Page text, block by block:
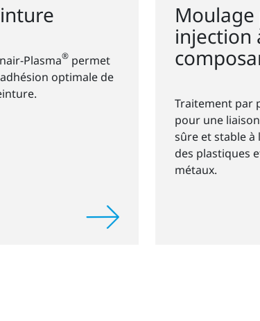
Plasma® permet
optimale de
injection
Traitement par
pour une
sûre et stable
des plastiques
métaux.